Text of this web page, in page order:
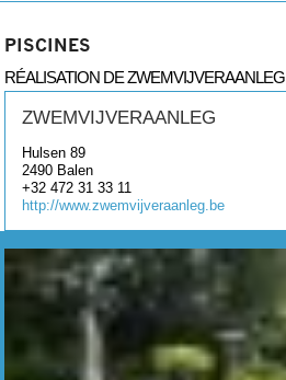
PISCINES
RÉALISATION DE ZWEMVIJVERAANLEG
ZWEMVIJVERAANLEG
Hulsen 89
2490 Balen
+32 472 31 33 11
http://www.zwemvijveraanleg.be